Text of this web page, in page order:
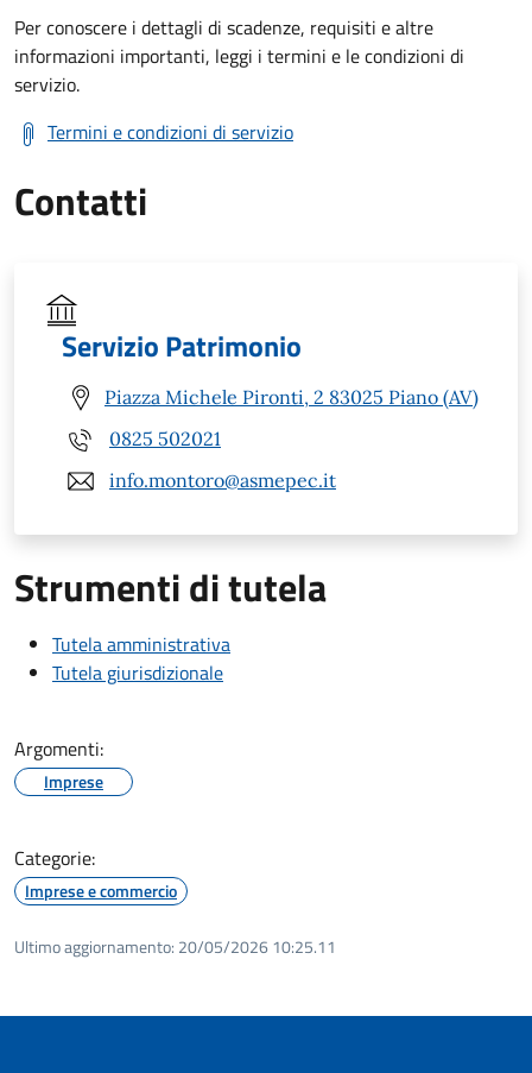
Per conoscere i dettagli di scadenze, requisiti e altre
informazioni importanti, leggi i termini e le condizioni di
servizio.
Termini e condizioni di servizio
Contatti
Servizio Patrimonio
Piazza Michele Pironti, 2 83025 Piano (AV)
0825 502021
info.montoro@asmepec.it
Strumenti di tutela
Tutela amministrativa
Tutela giurisdizionale
Argomenti:
Imprese
Categorie:
Imprese e commercio
Ultimo aggiornamento: 20/05/2026 10:25.11